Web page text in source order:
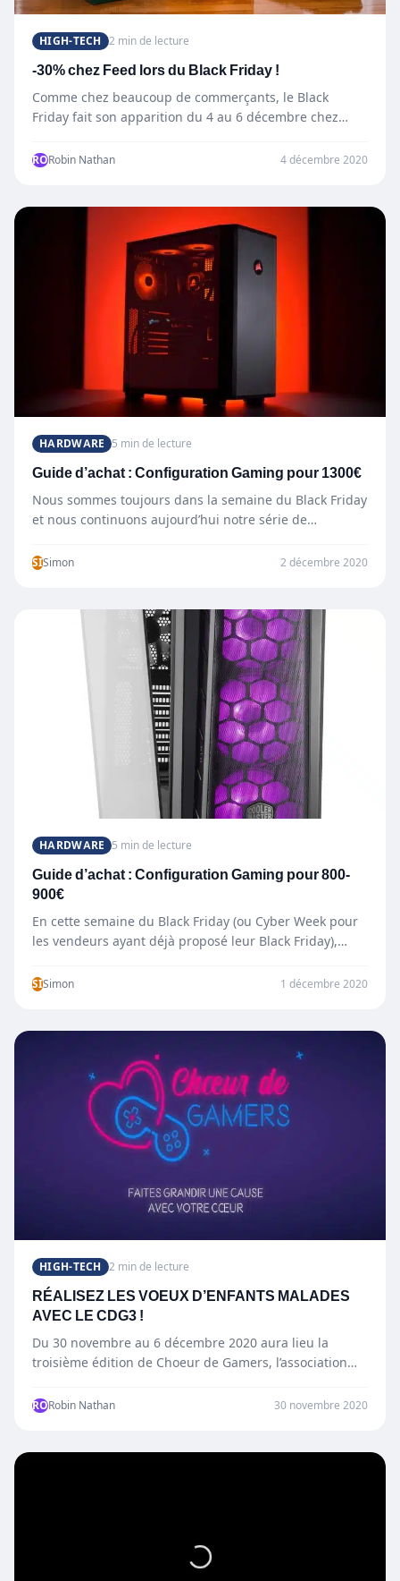
HIGH-TECH 2 min de lecture
-30% chez Feed lors du Black Friday !
Comme chez beaucoup de commerçants, le Black
Friday fait son apparition du 4 au 6 décembre chez
RORobin Nathan 4 décembre 2020
HARDWARE 5 min de lecture
Guide d’achat : Configuration Gaming pour 1300€
Nous sommes toujours dans la semaine du Black Friday
et nous continuons aujourd’hui notre série de
SISimon 2 décembre 2020
HARDWARE 5 min de lecture
Guide d’achat : Configuration Gaming pour 800-
900€
En cette semaine du Black Friday (ou Cyber Week pour
les vendeurs ayant déjà proposé leur Black Friday),…
SISimon 1 décembre 2020
HIGH-TECH 2 min de lecture
RÉALISEZ LES VOEUX D’ENFANTS MALADES
AVEC LE CDG3 !
Du 30 novembre au 6 décembre 2020 aura lieu la
troisième édition de Choeur de Gamers, l’association
RORobin Nathan 30 novembre 2020